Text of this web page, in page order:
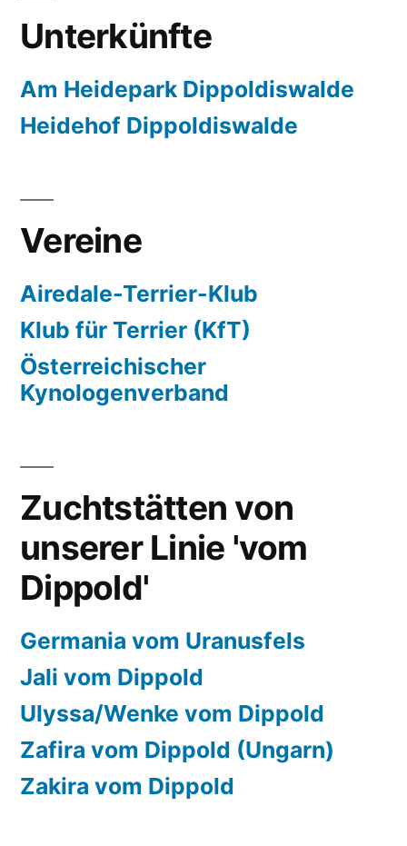
Unterkünfte
Am Heidepark Dippoldiswalde
Heidehof Dippoldiswalde
Vereine
Airedale-Terrier-Klub
Klub für Terrier (KfT)
Österreichischer
Kynologenverband
Zuchtstätten von
unserer Linie 'vom
Dippold'
Germania vom Uranusfels
Jali vom Dippold
Ulyssa/Wenke vom Dippold
Zafira vom Dippold (Ungarn)
Zakira vom Dippold